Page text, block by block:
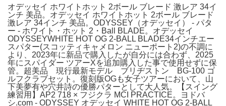
オデッセイ ホワイトホット 2ボール ブレード 激レア 34イ
ンチ 美品。オデッセイ ホワイトホット 2ボール ブレード
激レア 34インチ 美品。ODYSSEY（オデッセイ） - パタ
ー - ホワイト・ホット 2・Ball BLADE。オデッセイ
ODYSSEYWHITE HOT OG 2-BALL BLADE34インチエー
スパター(スコッティキャメロン ニューポート2)の不調に
より、2023年に新品で購入したが自分には合わず、2025
年にスパイダー ツアーXを追加購入した事で使用せずに保
管。超美品 現行最新モデル ブリヂストン BG-100 ゴ
ルフクラブセット。復刻版OGも女子ツアーにおいて、山
下美夢有や穴井詩の優勝パターとして大人気。【スイング
練習用】AP2 718 × フジクラ MCI PRACTICE。ヨドバ
シ.com - ODYSSEY オデッセイ WHITE HOT OG 2-BALL